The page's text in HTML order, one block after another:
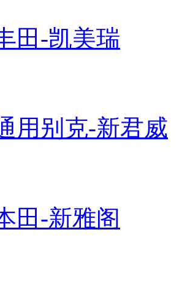
田-凯美瑞
用别克-新君威
田-新雅阁